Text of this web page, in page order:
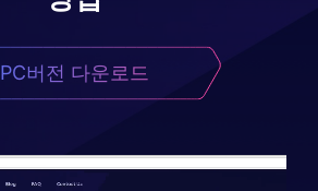
PC버전 다운로드